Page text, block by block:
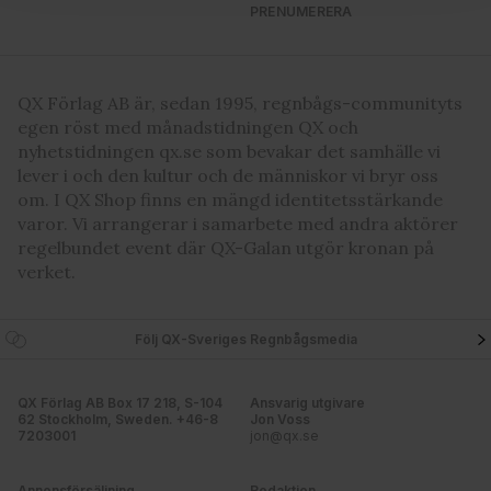
Dessa kan i sin tur kombinera informationen med annan
information som du har tillhandahållit eller som de har
samlat in när du har använt deras tjänster. Du godkänner
våra cookies vid fortsatt användande av vår webbplats.
PRENUMERERA
QX Förlag AB är, sedan 1995, regnbågs-communityts
egen röst med månadstidningen QX och
nyhetstidningen qx.se som bevakar det samhälle vi
lever i och den kultur och de människor vi bryr oss
om. I QX Shop finns en mängd identitetsstärkande
varor. Vi arrangerar i samarbete med andra aktörer
regelbundet event där QX-Galan utgör kronan på
verket.
Följ QX-Sveriges Regnbågsmedia
QX Förlag AB Box 17 218, S-104
62 Stockholm, Sweden. +46-8
7203001
Ansvarig utgivare
Jon Voss
jon@qx.se